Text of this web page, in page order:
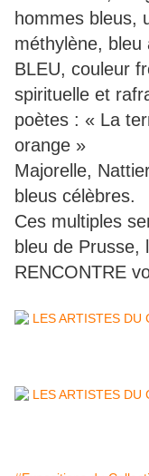
hommes bleus,
méthylène, bleu
BLEU, couleur
spirituelle et
poètes : « La
orange »
Majorelle,
bleus célèbres.
Ces multiples
bleu de Prusse,
RENCONTRE